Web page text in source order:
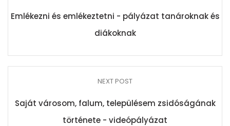
Emlékezni és emlékeztetni - pályázat tanároknak és
diákoknak
NEXT POST
Saját városom, falum, településem zsidóságának
története - videópályázat